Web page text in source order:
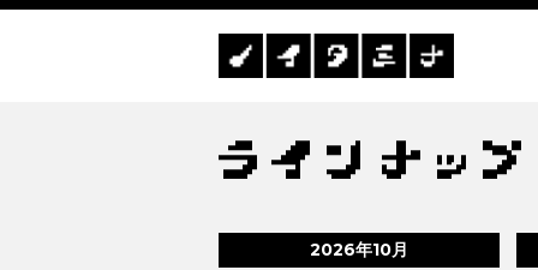
2026年10月